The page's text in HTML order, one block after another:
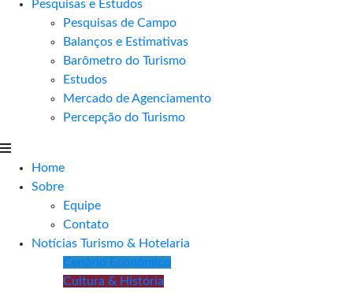
Pesquisas e Estudos
Pesquisas de Campo
Balanços e Estimativas
Barômetro do Turismo
Estudos
Mercado de Agenciamento
Percepção do Turismo
Home
Sobre
Equipe
Contato
Notícias Turismo & Hotelaria
Cenário Econômico
Cultura & História